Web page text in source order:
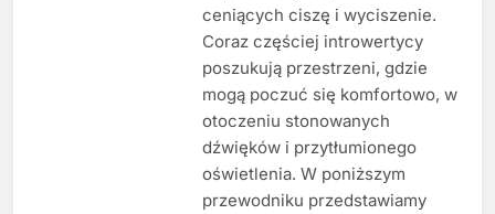
ceniących ciszę i wyciszenie.
Coraz częściej introwertycy
poszukują przestrzeni, gdzie
mogą poczuć się komfortowo, w
otoczeniu stonowanych
dźwięków i przytłumionego
oświetlenia. W poniższym
przewodniku przedstawiamy